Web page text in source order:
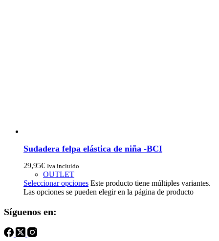
Sudadera felpa elástica de niña -BCI
29,95€ Iva incluido
OUTLET
Seleccionar opciones Este producto tiene múltiples variantes.
Las opciones se pueden elegir en la página de producto
Síguenos en: